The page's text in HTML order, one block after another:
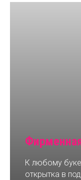
К любому
открытка в